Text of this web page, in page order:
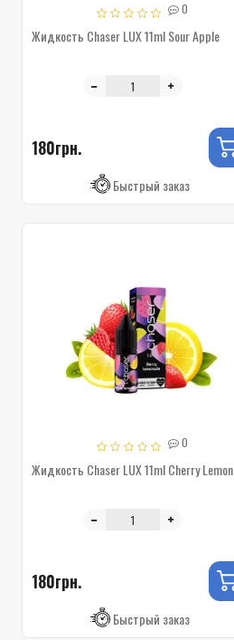
0
Жидкость Chaser LUX 11ml Sour Apple
180грн.
Быстрый заказ
0
Жидкость Chaser LUX 11ml Cherry Lemon
180грн.
Быстрый заказ